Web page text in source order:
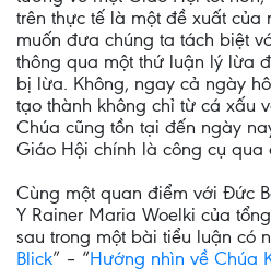
trên thực tế là một đề xuất
muốn đưa chúng ta tách biệt
thông qua một thứ luận lý lừa
bị lừa. Không, ngay cả ngày
tạo thành không chỉ từ cá xấu
Chúa cũng tồn tại đến ngày
Giáo Hội chính là công cụ qua
Cùng một quan điểm với Đức
Y Rainer Maria Woelki của
sau trong một bài tiểu luận có
Blick” – “Hướng nhìn về Chúa